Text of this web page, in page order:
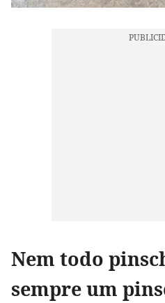
Nem todo
sempre um